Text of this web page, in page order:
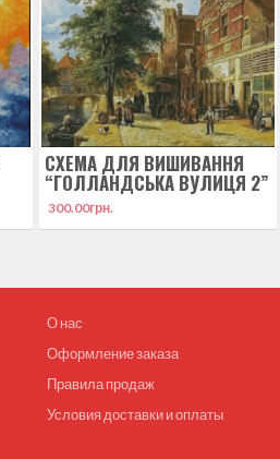
СХЕМА ДЛЯ ВИШИВАННЯ
“ГОЛЛАНДСЬКА ВУЛИЦЯ 2”
300.00грн.
О нас
Оформление заказа
Правила продаж
Условия доставки и оплаты